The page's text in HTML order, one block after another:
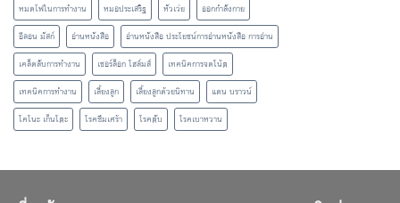
หมดไฟในการทำงาน
หมอประเสริฐ หัวเว่ย
ออกกำลังกาย
อีลอน มัสก์
อ่านหนังสือ
อ่านหนังสือ ประโยชน์การอ่านหนังสือ การอ่าน
เคล็ดลับการทำงาน
เชอร์ล็อก โฮล์มส์
เทคนิคการจดโน้ต
เทคนิคการทำงาน
เลี้ยงลูก เลี้ยงลูกด้วยนิทาน
แดน บราวน์
โคโนะ เก็นโตะ
โรคซึมเศร้า โรคตับ โรคเบาหวาน